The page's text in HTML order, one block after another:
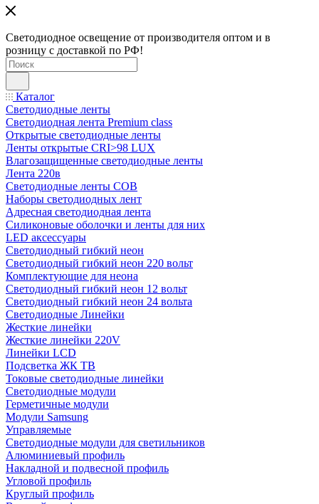
Светодиодное освещение от производителя оптом и в
розницу с доставкой по РФ!
Каталог
Светодиодные ленты
Светодиодная лента Premium class
Открытые светодиодные ленты
Ленты открытые CRI>98 LUX
Влагозащищенные светодиодные ленты
Лента 220в
Светодиодные ленты COB
Наборы светодиодных лент
Адресная светодиодная лента
Силиконовые оболочки и ленты для них
LED аксессуары
Светодиодный гибкий неон
Светодиодный гибкий неон 220 вольт
Комплектующие для неона
Светодиодный гибкий неон 12 вольт
Светодиодный гибкий неон 24 вольта
Светодиодные Линейки
Жесткие линейки
Жесткие линейки 220V
Линейки LCD
Подсветка ЖК ТВ
Токовые светодиодные линейки
Светодиодные модули
Герметичные модули
Модули Samsung
Управляемые
Светодиодные модули для светильников
Алюминиевый профиль
Накладной и подвесной профиль
Угловой профиль
Круглый профиль